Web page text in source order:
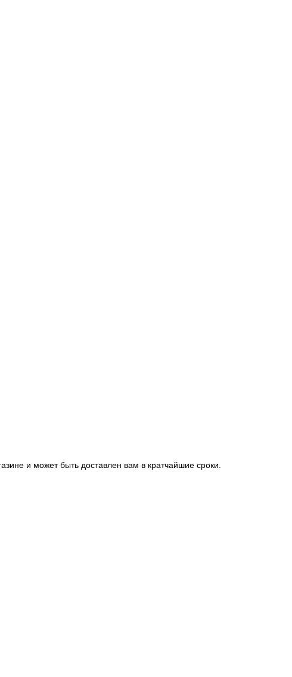
и может быть доставлен вам в кратчайшие сроки.